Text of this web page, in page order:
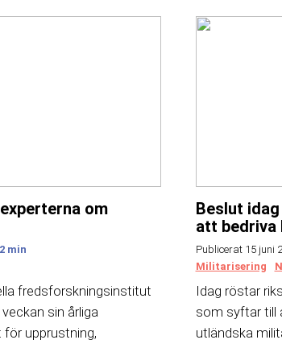
om
fredsforskningsinstitut
sin årliga
upprustning,
Beslut
att bedriva
Publicerat 15 juni
Militarisering
Idag röstar
som syftar till
utländska